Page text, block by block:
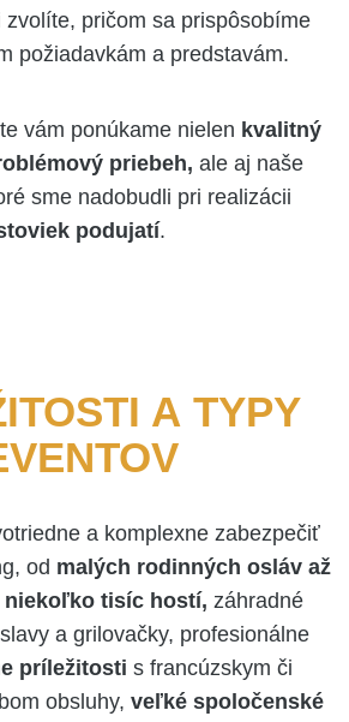
zvolíte, pričom sa prispôsobíme
požiadavkám a predstavám.
vám ponúkame nielen kvalitný
priebeh, ale aj naše
sme nadobudli pri realizácii
podujatí.
A TYPY
a komplexne zabezpečiť
od malých rodinných osláv až
niekoľko tisíc hostí, záhradné
a grilovačky, profesionálne
príležitosti s francúzskym či
obsluhy, veľké spoločenské